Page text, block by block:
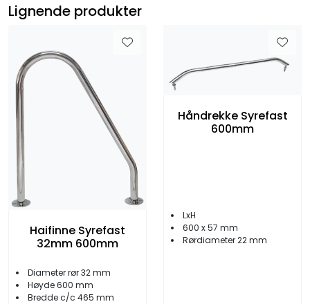
Lignende produkter
Haifinne Syrefast
32mm 600mm
Diameter rør 32 mm
Høyde 600 mm
Bredde c/c 465 mm
Håndrekke Syrefast
600mm
LxH
600 x 57 mm
Rørdiameter 22 mm